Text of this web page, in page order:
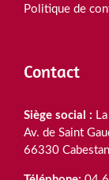
Politique de
Contact
Siège social :
Av. de Saint
66330